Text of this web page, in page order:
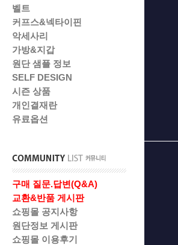
벨트
커프스&넥타이핀
악세사리
가방&지갑
원단 샘플 정보
SELF DESIGN
시즌 상품
개인결재란
유료옵션
구매 질문.답변(Q&A)
교환&반품 게시판
쇼핑몰 공지사항
원단정보 게시판
쇼핑몰 이용후기